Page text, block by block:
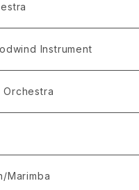
Forest"
the Clear Air”
for Competition
Instrument
Orchestra
Marimba